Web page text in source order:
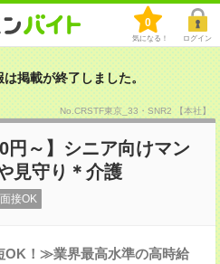
0
気になる！ ログイン
掲載が終了しました。
No.CRSTF東京_33・SNR2 【本社】
円～】シニア向けマン
見守り＊介護
接OK
！≫業界最高水準の高時給